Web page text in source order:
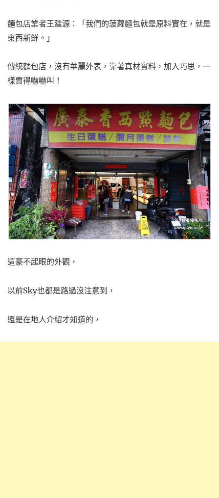
麵包店業者王建源：「我們的菠蘿麵包就是原料實在，就是
東西新鮮。」
傳統麵包店，沒有華麗外表，靠著真材實料，加入巧思，一
樣賣得嚇嚇叫！
這豪不起眼的外觀，
以前Sky也都是路過沒注意到，
還是在地人介紹才知道的，